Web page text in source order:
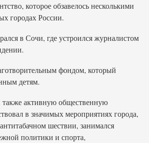
которое обзавелось несколькими
городах России.
в Сочи, где устроился журналистом
фондом, который
детям.
также активную общественную
в значимых мероприятиях города,
шествии, занимался
политики и спорта,